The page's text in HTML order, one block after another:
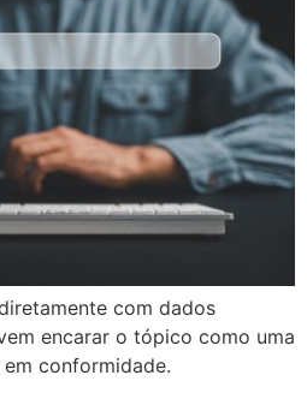
com dados
encarar o tópico como uma
conformidade.